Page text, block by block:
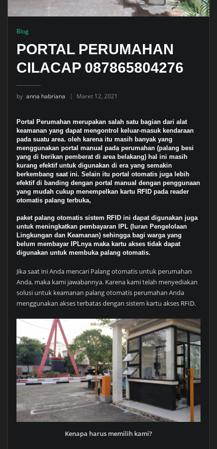
Blog
PORTAL PERUMAHAN
CILACAP 087865804276
by anna habriana Maret 12, 2021
Portal Perumahan merupakan salah satu bagian dari alat
keamanan yang dapat mengontrol keluar-masuk kendaraan
pada suatu area. oleh karena itu masih banyak yang
menggunakan portal manual pada perumahan (palang besi
yang di berikan pemberat di area belakang) hal ini masih
kurang efektif untuk digunakan di era yang semakin
berkembang saat ini. Selain itu portal otomatis juga lebih
efektif di banding dengan portal manual dengan penggunaan
yang mudah cukup menempelkan kartu RFID pada reader
otomatis palang terbuka,
paket palang otomatis sistem RFID ini dapat digunakan juga
untuk meningkatkan pembayaran IPL (Iuran Pengelolaan
Lingkungan dan Keamanan) sehingga bagi warga yang
belum membayar IPLnya maka kartu akses tidak dapat
digunakan untuk membuka palang otomatis.
Jika saat ini Anda mencari Palang otomatis untuk perumahan
Anda, maka kami jawabannya. Karena kami telah menyediakan
solusi untuk keamanan palang otomatis perumahan Anda
menggunakan akses terbatas dengan sistem kartu akses RFID.
Kenapa harus memilih kami?